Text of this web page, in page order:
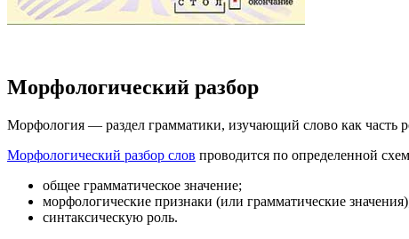
Морфологический разбор
Морфология — раздел грамматики, изучающий слово как часть
Морфологический разбор слов проводится по определенной
общее грамматическое значение;
морфологические признаки (или грамматические
синтаксическую роль.